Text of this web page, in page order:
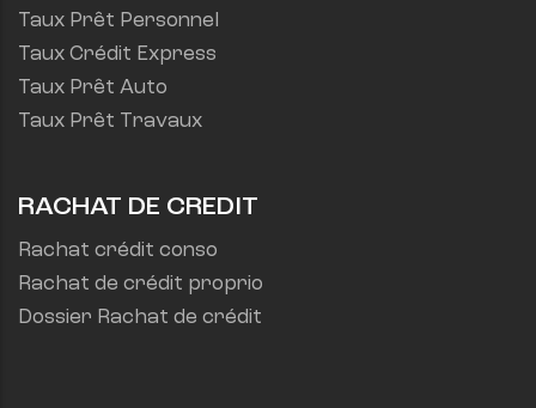
Taux Prêt Personnel
Taux Crédit Express
Taux Prêt Auto
Taux Prêt Travaux
RACHAT DE CREDIT
Rachat crédit conso
Rachat de crédit proprio
Dossier Rachat de crédit